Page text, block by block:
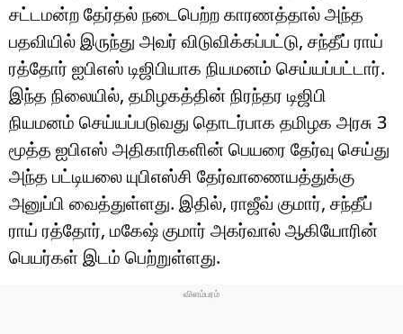
சட்டமன்ற தேர்தல் நடைபெற்ற காரணத்தால் அந்த
பதவியில் இருந்து அவர் விடுவிக்கப்பட்டு, சந்தீப் ராய்
ரத்தோர் ஐபிஎஸ் டிஜிபியாக நியமனம் செய்யப்பட்டார்.
இந்த நிலையில், தமிழகத்தின் நிரந்தர டிஜிபி
நியமனம் செய்யப்படுவது தொடர்பாக தமிழக அரசு 3
மூத்த ஐபிஎஸ் அதிகாரிகளின் பெயரை தேர்வு செய்து
அந்த பட்டியலை யுபிஎஸ்சி தேர்வாணையத்துக்கு
அனுப்பி வைத்துள்ளது. இதில், ராஜீவ் குமார், சந்தீப்
ராய் ரத்தோர், மகேஷ் குமார் அகர்வால் ஆகியோரின்
பெயர்கள் இடம் பெற்றுள்ளது.